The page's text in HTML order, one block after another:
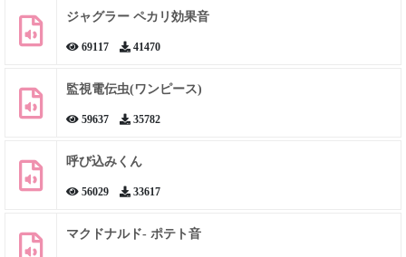
ジャグラー ペカリ効果音
69117 41470
監視電伝虫(ワンピース)
59637 35782
呼び込みくん
56029 33617
マクドナルド- ポテト音